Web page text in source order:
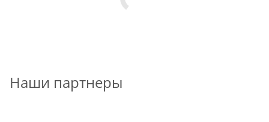
Наши партнеры